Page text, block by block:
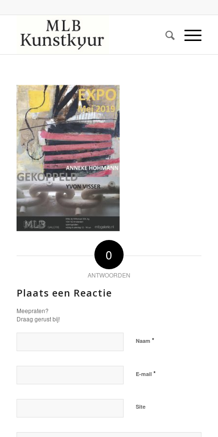
0
ANTWOORDEN
Plaats een Reactie
Meepraten?
Draag gerust bij!
Naam *
E-mail *
Site